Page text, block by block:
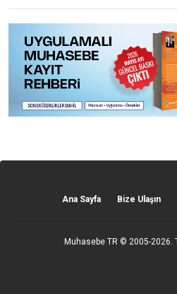
Ana Sayfa Bize Ulaşın
Muhasebe TR © 2005-2026.